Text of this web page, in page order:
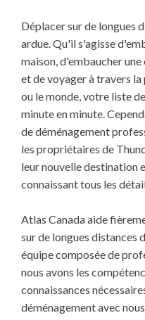
Déplacer sur de longues
ardue. Qu'il s'agisse
maison, d'embaucher
et de voyager à travers
ou le monde, votre liste
minute en minute.
de déménagement
les propriétaires de
leur nouvelle destination
connaissant tous les
Atlas Canada aide
sur de longues distances
équipe composée de
nous avons les
connaissances
déménagement avec